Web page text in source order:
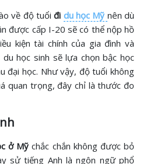
về độ tuổiđi du học Mỹ nên dù
được cấp I-20 sẽ có thể nộp hồ
kiện tài chính của gia đình và
học sinh sẽ lựa chọn bậc học
đại học. Như vậy, độ tuổi không
quan trọng, đây chỉ là thước đo
ở Mỹchắc chắn không được bỏ
sử tiếng Anh là ngôn ngữ phổ